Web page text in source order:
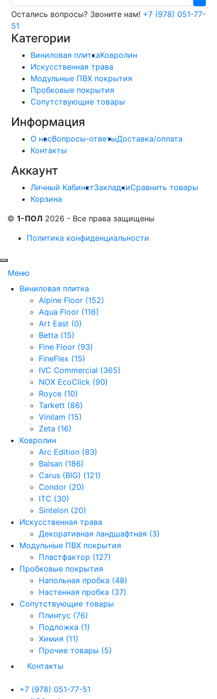
Остались вопросы? Звоните нам! +7 (978) 051-77-
51
Категории
Виниловая плиткаКовролин
Искусственная трава
Модульные ПВХ покрытия
Пробковые покрытия
Сопутствующие товары
Информация
О насВопросы-ответыДоставка/оплата
Контакты
Аккаунт
Личный КабинетЗакладкиСравнить товары
Корзина
© 1-ПОЛ 2026 - Все права защищены
Политика конфиденциальности
Меню
Виниловая плитка
Alpine Floor (152)
Aqua Floor (116)
Art East (0)
Betta (15)
Fine Floor (93)
FineFlex (15)
IVC Commercial (365)
NOX EcoClick (90)
Royce (10)
Tarkett (86)
Vinilam (15)
Zeta (16)
Ковролин
Arc Edition (83)
Balsan (186)
Carus (BIG) (121)
Condor (20)
ITC (30)
Sintelon (20)
Искусственная трава
Декоративная ландшафтная (3)
Модульные ПВХ покрытия
Пластфактор (127)
Пробковые покрытия
Напольная пробка (48)
Настенная пробка (37)
Сопутствующие товары
Плинтус (76)
Подложка (1)
Химия (11)
Прочие товары (5)
Контакты
+7 (978) 051-77-51